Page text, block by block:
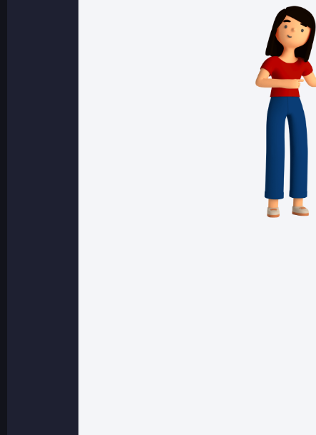
Электронные перевозочные документы